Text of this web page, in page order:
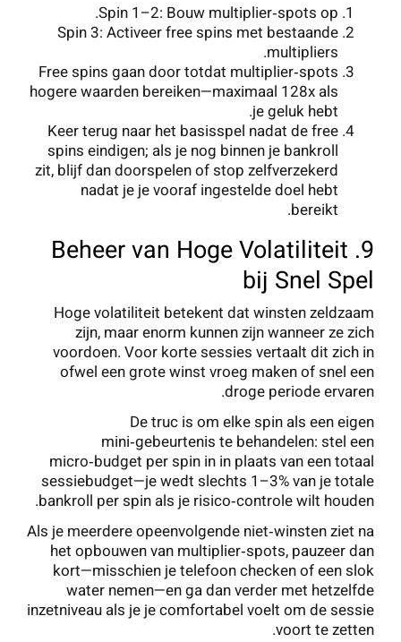
Spin 1–2: Bouw multiplier‑spots op.
Spin 3: Activeer free spins met bestaande
multipliers.
Free spins gaan door totdat multiplier‑spots
hogere waarden bereiken—maximaal 128x als
je geluk hebt.
Keer terug naar het basisspel nadat de free
spins eindigen; als je nog binnen je bankroll
zit, blijf dan doorspelen of stop zelfverzekerd
nadat je je vooraf ingestelde doel hebt
bereikt.
9. Beheer van Hoge Volatiliteit
bij Snel Spel
Hoge volatiliteit betekent dat winsten zeldzaam
zijn, maar enorm kunnen zijn wanneer ze zich
voordoen. Voor korte sessies vertaalt dit zich in
ofwel een grote winst vroeg maken of snel een
droge periode ervaren.
De truc is om elke spin als een eigen
mini‑gebeurtenis te behandelen: stel een
micro‑budget per spin in in plaats van een totaal
sessiebudget—je wedt slechts 1–3% van je totale
bankroll per spin als je risico‑controle wilt houden.
Als je meerdere opeenvolgende niet‑winsten ziet na
het opbouwen van multiplier‑spots, pauzeer dan
kort—misschien je telefoon checken of een slok
water nemen—en ga dan verder met hetzelfde
inzetniveau als je je comfortabel voelt om de sessie
voort te zetten.